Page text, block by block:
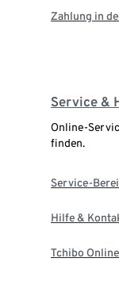
Zahlung in
Service &
Online-
finden.
Service-
Hilfe &
Tchibo